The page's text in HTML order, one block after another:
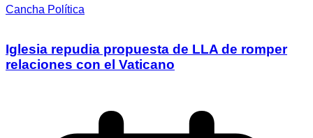
Cancha Política
Iglesia repudia propuesta de LLA de romper
relaciones con el Vaticano